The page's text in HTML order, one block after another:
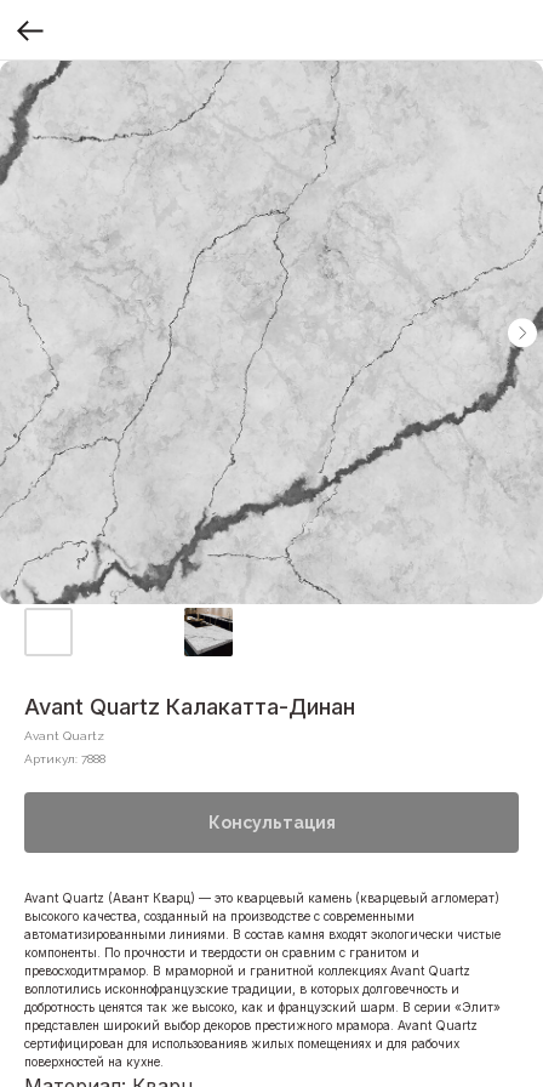
Avant Quartz Калакатта-Динан
Avant Quartz
Артикул: 7888
Консультация
Avant Quartz (Авант Кварц) — это кварцевый камень (кварцевый агломерат)
высокого качества, созданный на производстве с современными
автоматизированными линиями. В состав камня входят экологически чистые
компоненты. По прочности и твердости он сравним с гранитом и
превосходитмрамор. В мраморной и гранитной коллекциях Avant Quartz
воплотились исконнофранцузские традиции, в которых долговечность и
добротность ценятся так же высоко, как и французский шарм. В серии «Элит»
представлен широкий выбор декоров престижного мрамора. Avant Quartz
сертифицирован для использованияв жилых помещениях и для рабочих
поверхностей на кухне.